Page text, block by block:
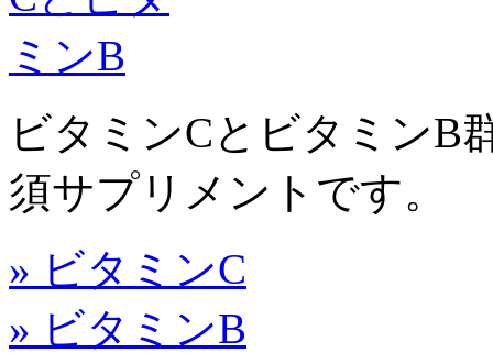
ビタミンCとビタミンB
須サプリメントです。
» ビタミンC
» ビタミンB